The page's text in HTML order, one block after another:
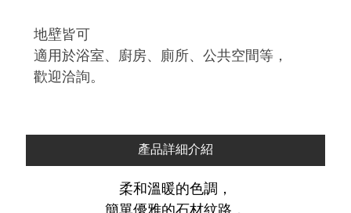
地壁皆可
適用於浴室、廚房、廁所、公共空間等，
歡迎洽詢。
產品詳細介紹
柔和溫暖的色調，
簡單優雅的石材紋路，